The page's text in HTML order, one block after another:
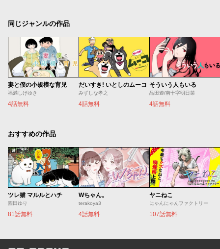
同じジャンルの作品
妻と僕の小規模な育児
福満しげゆき
4話無料
だいすき! いとしのムーコ
みずしな孝之
4話無料
そういう人もいる
品田遊/南十字明日菜
4話無料
おすすめの作品
ツレ猫 マルルとハチ
園田ゆり
81話無料
Wちゃん。
terakoya3
4話無料
ヤニねこ
にゃんにゃんファクトリー
107話無料